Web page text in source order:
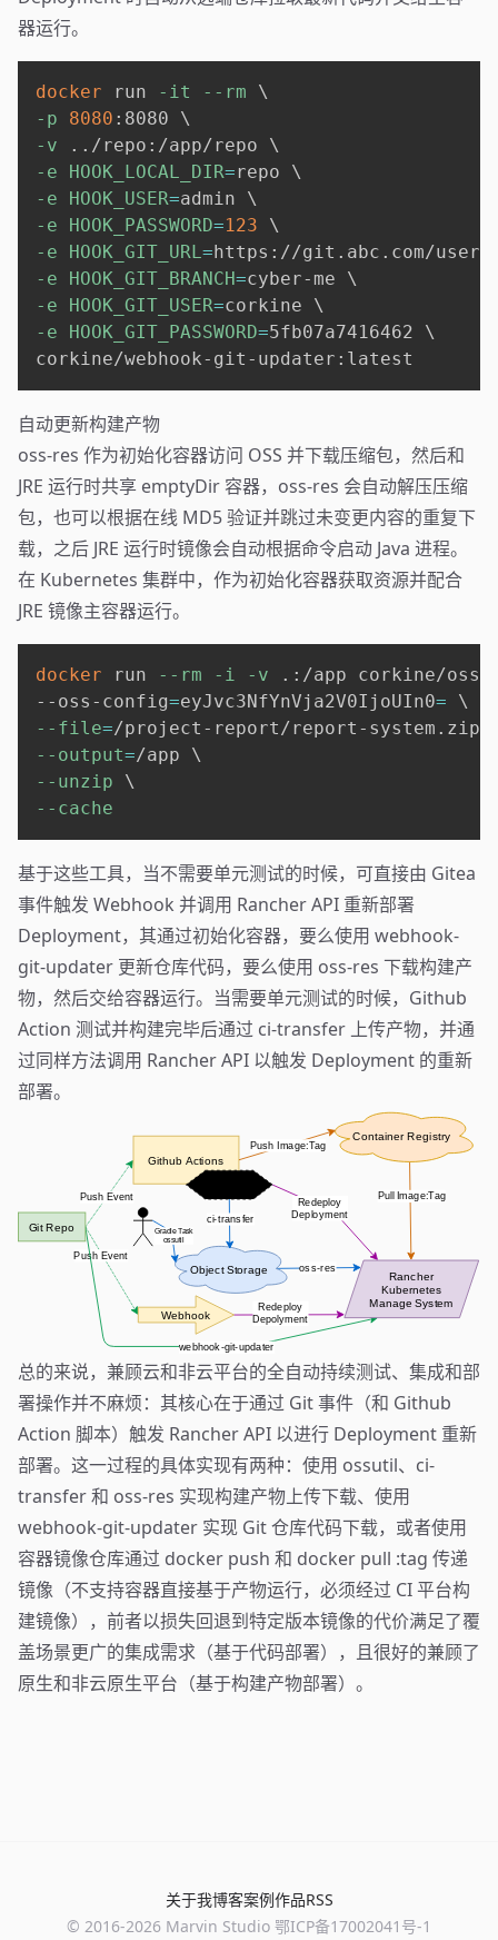
器运行。
docker run -it --rm
\
-p
8080 :8080 \
-v
.. /repo:/app/repo \
-e
HOOK_LOCAL_DIR=repo \
-e
HOOK_USER=admin \
-e
HOOK_PASSWORD=123
\
-e
HOOK_GIT_URL=https://git.abc.com/user/
-e
HOOK_GIT_BRANCH=cyber-me \
-e
HOOK_GIT_USER=corkine \
-e
HOOK_GIT_PASSWORD=5fb07a7416462 \
自动更新构建产物
oss-res 作为初始化容器访问 OSS 并下载压缩包，然后和
JRE 运行时共享 emptyDir 容器，oss-res 会自动解压压缩
包，也可以根据在线 MD5 验证并跳过未变更内容的重复下
载，之后 JRE 运行时镜像会自动根据命令启动 Java 进程。
在 Kubernetes 集群中，作为初始化容器获取资源并配合
JRE 镜像主容器运行。
docker run --rm -i -v .:/app corkine/
--oss-config=eyJvc3NfYnVja2V0IjoUIn0=
\
--file=/project-report/report-system.zip
--output=/app \
--unzip
\
--cache
基于这些工具，当不需要单元测试的时候，可直接由 Gitea
事件触发 Webhook 并调用 Rancher API 重新部署
Deployment，其通过初始化容器，要么使用 webhook-
git-updater 更新仓库代码，要么使用 oss-res 下载构建产
物，然后交给容器运行。当需要单元测试的时候，Github
Action 测试并构建完毕后通过 ci-transfer 上传产物，并通
过同样方法调用 Rancher API 以触发 Deployment 的重新
部署。
总的来说，兼顾云和非云平台的全自动持续测试、集成和部
署操作并不麻烦：其核心在于通过 Git 事件（和 Github
Action 脚本）触发 Rancher API 以进行 Deployment 重新
部署。这一过程的具体实现有两种：使用 ossutil、ci-
transfer 和 oss-res 实现构建产物上传下载、使用
webhook-git-updater 实现 Git 仓库代码下载，或者使用
容器镜像仓库通过 docker push 和 docker pull :tag 传递
镜像（不支持容器直接基于产物运行，必须经过 CI 平台构
建镜像），前者以损失回退到特定版本镜像的代价满足了覆
盖场景更广的集成需求（基于代码部署），且很好的兼顾了
原生和非云原生平台（基于构建产物部署）。
关于我博客案例作品RSS
© 2016-2026 Marvin Studio 鄂ICP备17002041号-1